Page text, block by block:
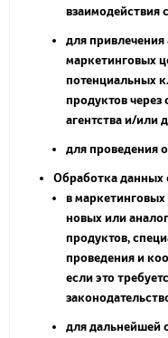
взаимодействия
для
маркетинговых
потенциальных
продуктов
агентства и/или
для проведения
Обработка данных
в
новых или
продуктов,
проведения и
если это
для дальнейшей